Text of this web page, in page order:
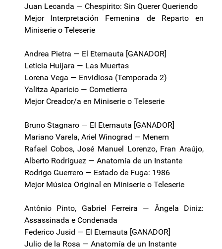
Juan Lecanda — Chespirito: Sin Querer Queriendo
Mejor Interpretación Femenina de Reparto en
Miniserie o Teleserie
Andrea Pietra — El Eternauta [GANADOR]
Leticia Huijara — Las Muertas
Lorena Vega — Envidiosa (Temporada 2)
Yalitza Aparicio — Cometierra
Mejor Creador/a en Miniserie o Teleserie
Bruno Stagnaro — El Eternauta [GANADOR]
Mariano Varela, Ariel Winograd — Menem
Rafael Cobos, José Manuel Lorenzo, Fran Araújo,
Alberto Rodríguez — Anatomía de un Instante
Rodrigo Guerrero — Estado de Fuga: 1986
Mejor Música Original en Miniserie o Teleserie
Antônio Pinto, Gabriel Ferreira — Ângela Diniz:
Assassinada e Condenada
Federico Jusid — El Eternauta [GANADOR]
Julio de la Rosa — Anatomía de un Instante